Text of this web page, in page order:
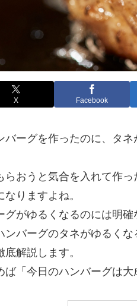
X Facebook
バーグを作ったのに、タ
らおうと気合を入れて作
りますよね。
グがゆるくなるのには明
ンバーグのタネがゆるく
解説します。
ば「今日のハンバーグは